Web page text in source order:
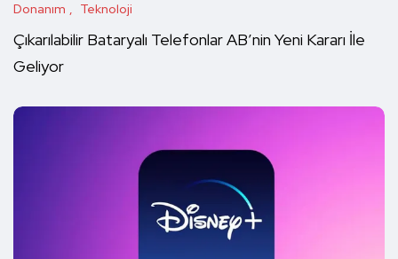
Donanım Teknoloji
Çıkarılabilir Bataryalı Telefonlar AB’nin Yeni Kararı İle
Geliyor